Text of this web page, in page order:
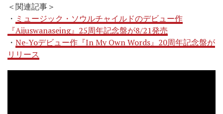
＜関連記事＞
・ ミュージック・ソウルチャイルドのデビュー作
『Aijuswanaseing』25周年記念盤が8/21発売
・ Ne-Yoデビュー作『In My Own Words』20周年記念盤が
リリース